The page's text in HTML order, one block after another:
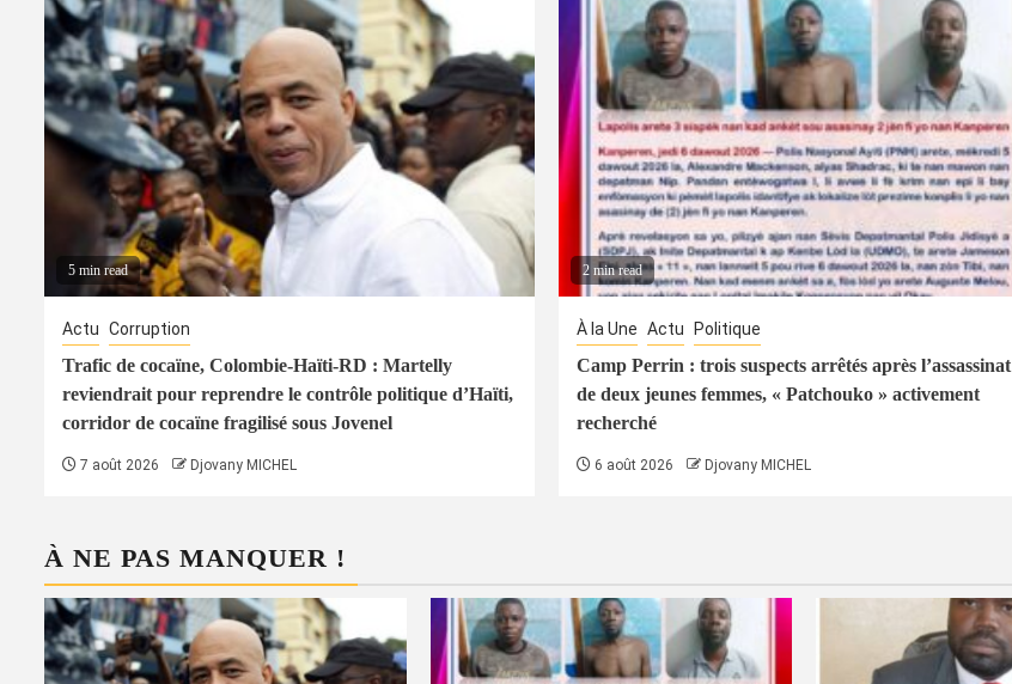
5 min read
Actu Corruption
Trafic de cocaïne, Colombie-Haïti-RD : Martelly
reviendrait pour reprendre le contrôle politique d’Haïti,
corridor de cocaïne fragilisé sous Jovenel
7 août 2026 Djovany MICHEL
2 min read
À la Une Actu Politique
Camp Perrin : trois suspects arrêtés après l’assassinat
de deux jeunes femmes, « Patchouko » activement
recherché
6 août 2026 Djovany MICHEL
À NE PAS MANQUER !